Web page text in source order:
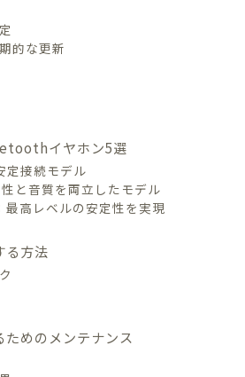
的な更新
イヤホン5選
定接続モデル
と音質を両立したモデル
高レベルの安定性を実現
方法
めのメンテナンス